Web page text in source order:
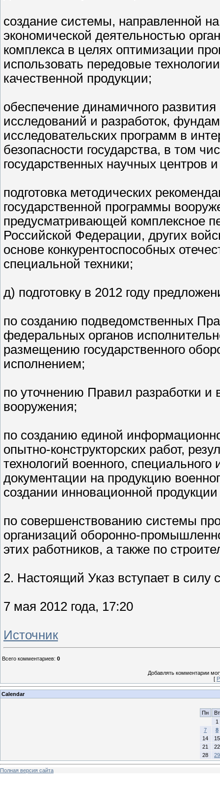
создание системы, направленной
экономической деятельностью
комплекса в целях оптимизации
использовать передовые
качественной продукции;
обеспечение динамичного
исследований и разработок,
исследовательских программ в
безопасности государства, в том
государственных научных центров
подготовка методических
государственной программы
предусматривающей комплексное
Российской Федерации, других
основе конкурентоспособных
специальной техники;
д) подготовку в 2012 году
по созданию подведомственных
федеральных органов
размещению государственного
исполнением;
по уточнению Правил разработки и
вооружения;
по созданию единой
опытно-конструкторских работ,
технологий военного, специального
документации на продукцию
создании инновационной
по совершенствованию системы
организаций оборонно-
этих работников, а также по
2. Настоящий Указ вступает в силу
7 мая 2012 года, 17:20
Источник
Всего комментариев: 0
Добавлять комментарии
[
Calendar
Пн
Вт
1
7
8
14
15
21
22
28
29
Полная версия сайта